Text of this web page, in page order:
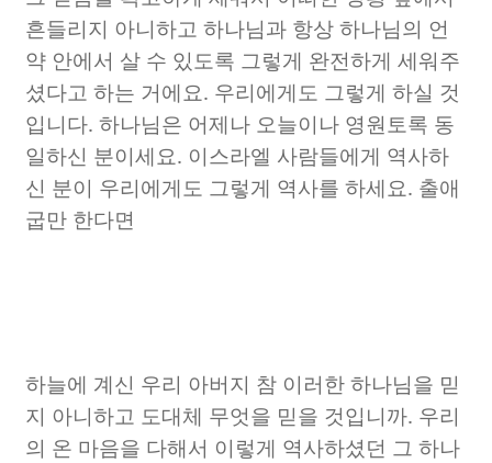
흔들리지 아니하고 하나님과 항상 하나님의 언
약 안에서 살 수 있도록 그렇게 완전하게 세워주
셨다고 하는 거에요. 우리에게도 그렇게 하실 것
입니다. 하나님은 어제나 오늘이나 영원토록 동
일하신 분이세요. 이스라엘 사람들에게 역사하
신 분이 우리에게도 그렇게 역사를 하세요. 출애
굽만 한다면
하늘에 계신 우리 아버지 참 이러한 하나님을 믿
지 아니하고 도대체 무엇을 믿을 것입니까. 우리
의 온 마음을 다해서 이렇게 역사하셨던 그 하나